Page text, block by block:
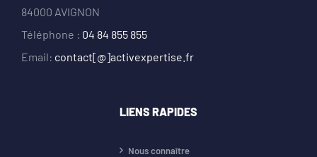
84000 AVIGNON
Téléphone : 04 84 855 855
Email: contact[@]activexpertise.fr
LIENS RAPIDES
Nous connaître